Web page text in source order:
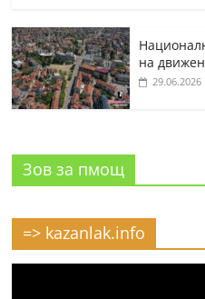
на
29.06.2026
Зов за пмощ
=> kazanlak.info